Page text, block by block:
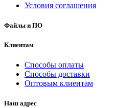
Условия соглашения
Файлы и ПО
Клиентам
Способы оплаты
Способы доставки
Оптовым клиентам
Наш адрес